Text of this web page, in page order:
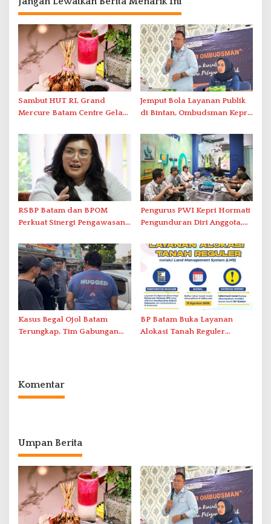
Sambut HUT RI, Grand
Mercure Batam Centre Gelar
Nusantara’
Jemput Bola Layanan Publik
di Bintan, Ombudsman Kepri
Solar Nelayan
RSBP Batam dan BPOM
Perkuat Sinergi Pengawasan
Pelayanan Kefarmasian
Pengurus PWI Kepri Hormati
Pengunduran Diri Anggota,
Administrasi ke Pusat
Kasus Begal Ojol Batam
Terungkap, Tim Gabungan
BP Batam Buka Layanan
Alokasi Tanah Reguler
Komentar
Umpan Berita